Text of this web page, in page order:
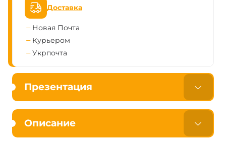
Доставка
Новая Почта
Курьером
Укрпочта
Презентация
Описание